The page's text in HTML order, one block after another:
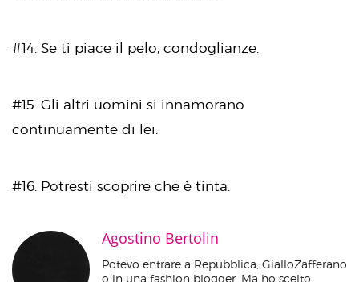
#14. Se ti piace il pelo, condoglianze.
#15. Gli altri uomini si innamorano
continuamente di lei.
#16. Potresti scoprire che è tinta.
Agostino Bertolin
Potevo entrare a Repubblica, GialloZafferano
o in una fashion blogger. Ma ho scelto